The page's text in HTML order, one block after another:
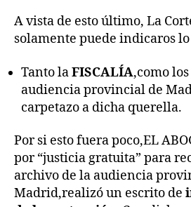
A vista de esto último, La
solamente puede indicaros
Tanto laFISCALÍA,como los
audiencia provincial de
carpetazo a dicha querella.
Por si esto fuera poco,EL
por “justicia gratuita” para
archivo de la audiencia
Madrid,realizó un escrito de